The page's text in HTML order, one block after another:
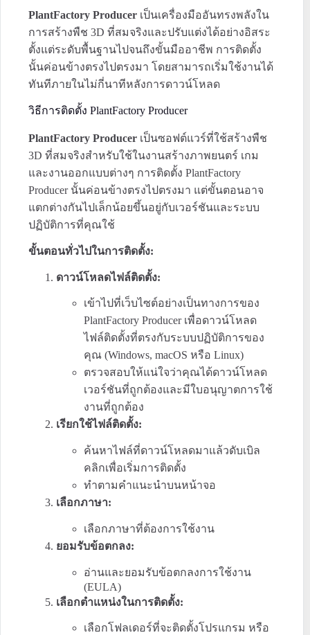
PlantFactory Producer เป็นเครื่องมืออันทรงพลังใน
การสร้างพืช 3D ที่สมจริงและปรับแต่งได้อย่างอิสระ
ตั้งแต่ระดับพื้นฐานไปจนถึงขั้นมืออาชีพ การติดตั้ง
นั้นค่อนข้างตรงไปตรงมา โดยสามารถเริ่มใช้งานได้
ทันทีภายในไม่กี่นาทีหลังการดาวน์โหลด
วิธีการติดตั้ง PlantFactory Producer
PlantFactory Producer เป็นซอฟต์แวร์ที่ใช้สร้างพืช
3D ที่สมจริงสำหรับใช้ในงานสร้างภาพยนตร์ เกม
และงานออกแบบต่างๆ การติดตั้ง PlantFactory
Producer นั้นค่อนข้างตรงไปตรงมา แต่ขั้นตอนอาจ
แตกต่างกันไปเล็กน้อยขึ้นอยู่กับเวอร์ชันและระบบ
ปฏิบัติการที่คุณใช้
ขั้นตอนทั่วไปในการติดตั้ง:
ดาวน์โหลดไฟล์ติดตั้ง:
เข้าไปที่เว็บไซต์อย่างเป็นทางการของ
PlantFactory Producer เพื่อดาวน์โหลด
ไฟล์ติดตั้งที่ตรงกับระบบปฏิบัติการของ
คุณ (Windows, macOS หรือ Linux)
ตรวจสอบให้แน่ใจว่าคุณได้ดาวน์โหลด
เวอร์ชันที่ถูกต้องและมีใบอนุญาตการใช้
งานที่ถูกต้อง
เรียกใช้ไฟล์ติดตั้ง:
ค้นหาไฟล์ที่ดาวน์โหลดมาแล้วดับเบิล
คลิกเพื่อเริ่มการติดตั้ง
ทำตามคำแนะนำบนหน้าจอ
เลือกภาษา:
เลือกภาษาที่ต้องการใช้งาน
ยอมรับข้อตกลง:
อ่านและยอมรับข้อตกลงการใช้งาน
(EULA)
เลือกตำแหน่งในการติดตั้ง:
เลือกโฟลเดอร์ที่จะติดตั้งโปรแกรม หรือ